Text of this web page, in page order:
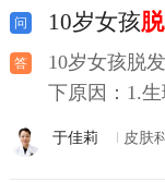
10岁女孩
10岁女孩脱
下原因：1.
于佳莉 皮肤